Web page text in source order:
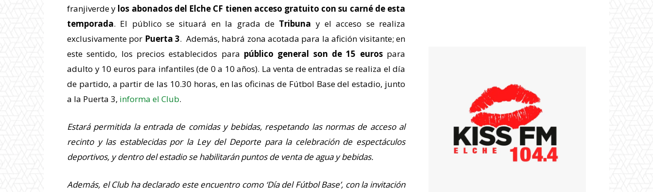
franjiverde y los abonados del Elche CF tienen acceso gratuito con su carné de esta
temporada. El público se situará en la grada de Tribuna y el acceso se realiza
exclusivamente por Puerta 3. Además, habrá zona acotada para la afición visitante; en
este sentido, los precios establecidos para público general son de 15 eurospara
adulto y 10 euros para infantiles (de 0 a 10 años). La venta de entradas se realiza el día
de partido, a partir de las 10.30 horas, en las oficinas de Fútbol Base del estadio, junto
a la Puerta 3, informa el Club.
Estará permitida la entrada de comidas y bebidas, respetando las normas de acceso al
recinto y las establecidas por la Ley del Deporte para la celebración de espectáculos
deportivos, y dentro del estadio se habilitarán puntos de venta de agua y bebidas.
Además, el Club ha declarado este encuentro como ‘Día del Fútbol Base’, con la invitación